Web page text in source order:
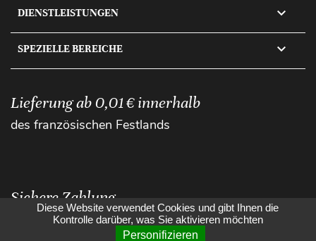
DIENSTLEISTUNGEN 
SPEZIELLE BEREICHE 
Lieferung ab 0,01 € innerhalb
des französischen Festlands
Sichere Zahlung
Diese Website verwendet Cookies und gibt Ihnen die
Kontrolle darüber, was Sie aktivieren möchten
Personifizieren